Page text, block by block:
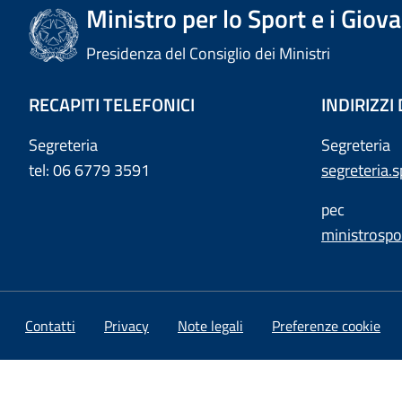
Ministro per lo Sport e i
Presidenza del Consiglio dei Ministri
RECAPITI TELEFONICI
Segreteria
tel: 06 6779 3591
INDIRIZZI
Segreteria
pec
Contatti Privacy Note legali Preferenze cookie